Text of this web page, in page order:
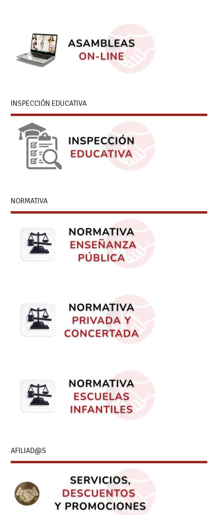
INSPECCIÓN EDUCATIVA
NORMATIVA
AFILIAD@S